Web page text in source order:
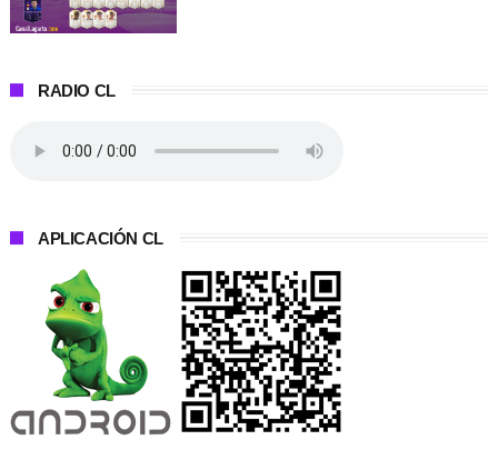
RADIO CL
APLICACIÓN CL